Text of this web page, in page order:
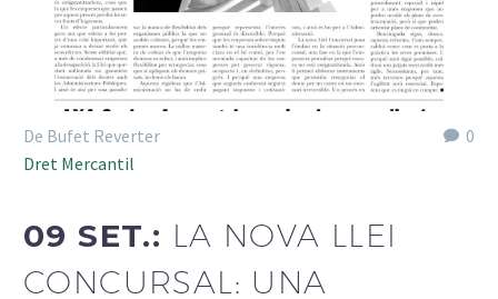
0
De Bufet Reverter
Dret Mercantil
09 SET.: LA NOVA LLEI
CONCURSAL: UNA